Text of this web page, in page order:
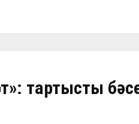
тартысты